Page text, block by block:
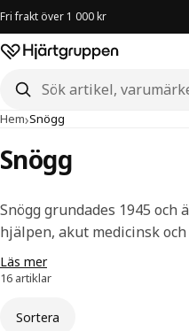
Fri frakt över 1 000 kr
Hjärtgruppen – startsida
Sök i butiken
Hem›Snögg
Snögg
Snögg grundades 1945
hjälpen, akut medicinsk
har egen produktion i
och kvalitet säkerställs ett
Läs mer
16 artiklar
Sortera